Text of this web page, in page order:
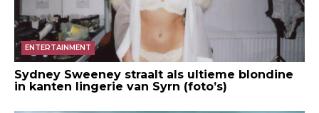
ENTERTAINMENT
Sydney Sweeney straalt als ultieme blondine
in kanten lingerie van Syrn (foto’s)